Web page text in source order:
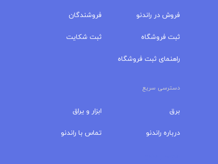
فروش در راندنو
ثبت فروشگاه
راهنمای ثبت فروشگاه
فروشندگان
ثبت شکایت
دسترسی سریع
برق
درباره‌ راندنو
ابزار و یراق
تماس با راندنو